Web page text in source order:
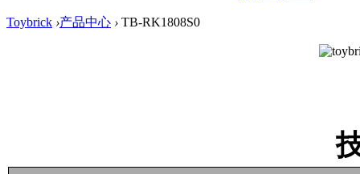
Toybrick ›产品中心 › TB-RK1808S0